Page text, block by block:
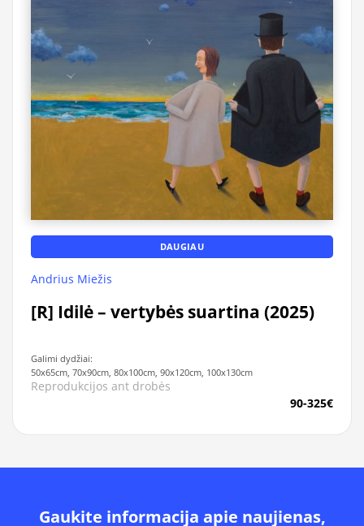
DAUGIAU
Andrius Miežis
[R] Idilė – vertybės suartina (2025)
Galimi dydžiai:
50x65cm, 70x90cm, 80x100cm, 90x120cm, 100x130cm
Reprodukcijos ant drobės
90-325€
Gaukite informacija apie naujienas,